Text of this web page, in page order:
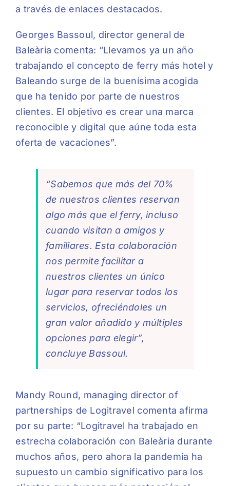
a través de enlaces destacados.
Georges Bassoul, director general de
Baleària comenta: “Llevamos ya un año
trabajando el concepto de ferry más hotel y
Baleando surge de la buenísima acogida
que ha tenido por parte de nuestros
clientes. El objetivo es crear una marca
reconocible y digital que aúne toda esta
oferta de vacaciones”.
“Sabemos que más del 70%
de nuestros clientes reservan
algo más que el ferry, incluso
cuando visitan a amigos y
familiares. Esta colaboración
nos permite facilitar a
nuestros clientes un único
lugar para reservar todos los
servicios, ofreciéndoles un
gran valor añadido y múltiples
opciones para elegir”,
concluye Bassoul.
Mandy Round, managing director of
partnerships de Logitravel comenta afirma
por su parte: “Logitravel ha trabajado en
estrecha colaboración con Baleària durante
muchos años, pero ahora la pandemia ha
supuesto un cambio significativo para los